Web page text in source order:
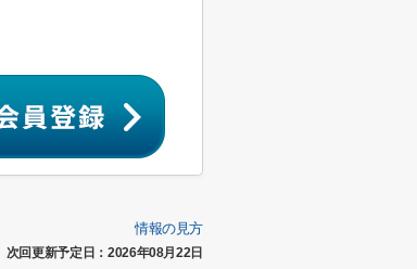
情報の見方
次回更新予定日：2026年08月22日